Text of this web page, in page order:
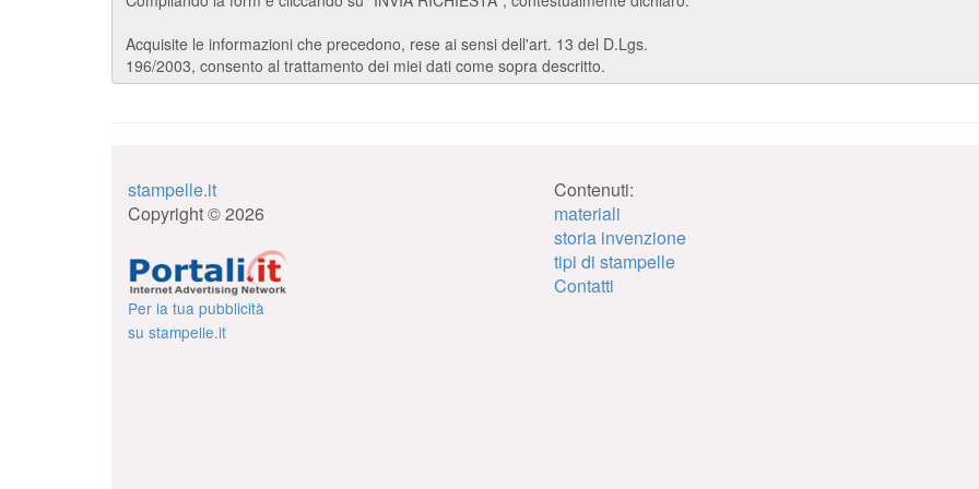
stampelle.it
Copyright © 2026
Per la tua pubblicità
su stampelle.it
Contenuti:
materiali
storia invenzione
tipi di stampelle
Contatti